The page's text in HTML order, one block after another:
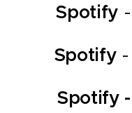
Spotify -
Spotify -
Spotify -